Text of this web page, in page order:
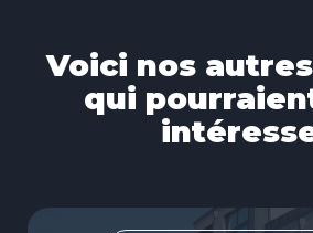
Voici nos
qui